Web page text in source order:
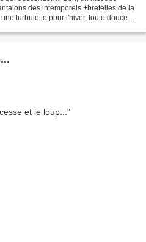
des intemporels +bretelles de la
turbulette pour l'hiver, toute douce,